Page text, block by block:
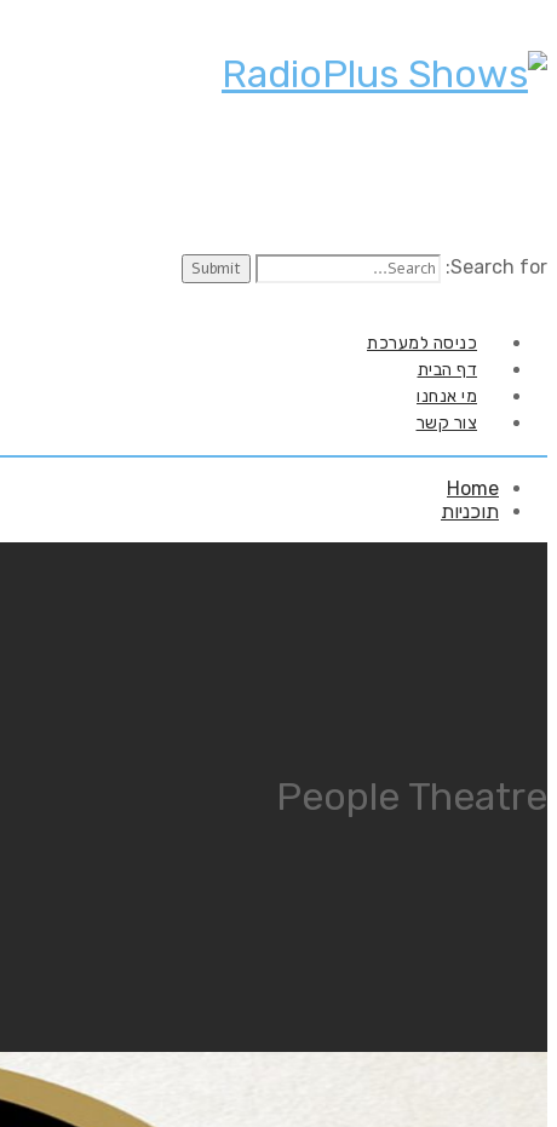
Search for:
כניסה למערכת
דף הבית
מי אנחנו
צור קשר
Home
תוכניות
People Theatre